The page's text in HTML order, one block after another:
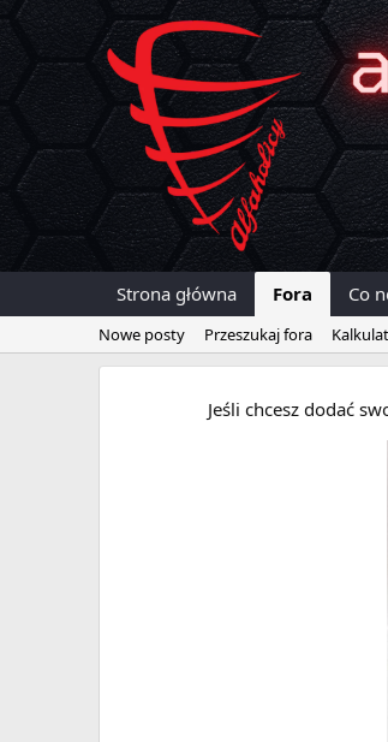
Strona główna Fora Co
Nowe posty Przeszukaj fora
Jeśli chcesz dodać